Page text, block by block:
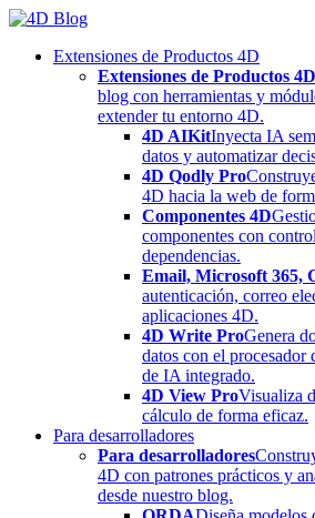
Skip
contentExtensiones de Productos 4D
Extensiones de Productos 4D
blog con herramientas y
extender tu entorno 4D.
4D AIKitInyecta IA
datos y automatizar
4D Qodly Pro
4D hacia la web de
Componentes 4D
componentes con
dependencias.
Email, Microsoft 365,
autenticación, correo
aplicaciones 4D.
4D Write ProGenera
datos con el procesador
de IA integrado.
4D View ProVisualiza
cálculo de forma eficaz.
Para desarrolladores
Para desarrolladores
4D con patrones prácticos y
desde nuestro blog.